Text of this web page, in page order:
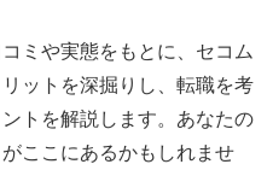
ミや実態をもとに、セコム
ットを深掘りし、転職を考
トを解説します。あなたの
ここにあるかもしれませ